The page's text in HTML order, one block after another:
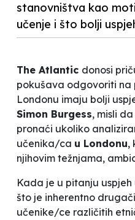
stanovništva kao
učenje i što bolji
The Atlantic donosi
pokušava odgovoriti na
Londonu imaju bolji
Simon Burgess, misli
pronaći ukoliko
učenika/ca u Londonu,
njihovim težnjama,
Kada je u pitanju
što je inherentno
učenike/ce različitih